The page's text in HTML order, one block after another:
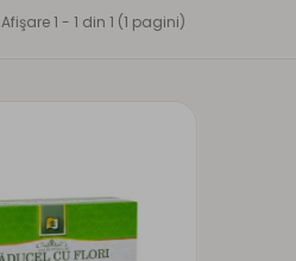
Afişare 1 - 1 din 1 (1 pagini)